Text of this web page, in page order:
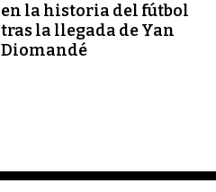
en la historia del fútbol
tras la llegada de Yan
Diomandé